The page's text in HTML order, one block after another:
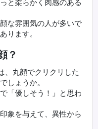
と柔らかく肉感のある
な雰囲気の人が多いで
ります。
？
、丸顔でクリクリした
しょうか。
「優しそう！」と思わ
象を与えて、異性から